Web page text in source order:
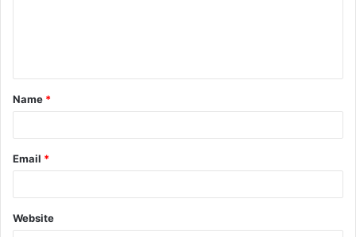
t
*
Name *
Email *
Website